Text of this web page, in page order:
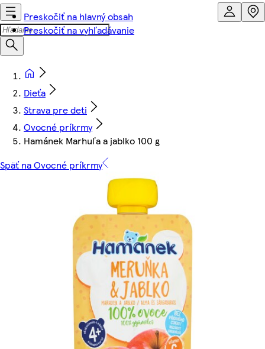
Preskočiť na hlavný obsah
Preskočiť na vyhľadávanie
Dieťa
Strava pre deti
Ovocné príkrmy
Hamánek Marhuľa a jablko 100 g
Späť na Ovocné príkrmy